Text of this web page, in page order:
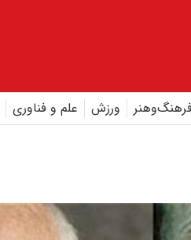
ورزش علم و فناوری